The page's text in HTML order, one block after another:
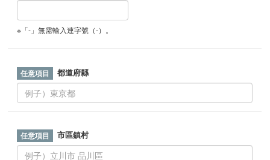
※「-」無需輸入連字號（-）。
都道府縣
市區鎮村